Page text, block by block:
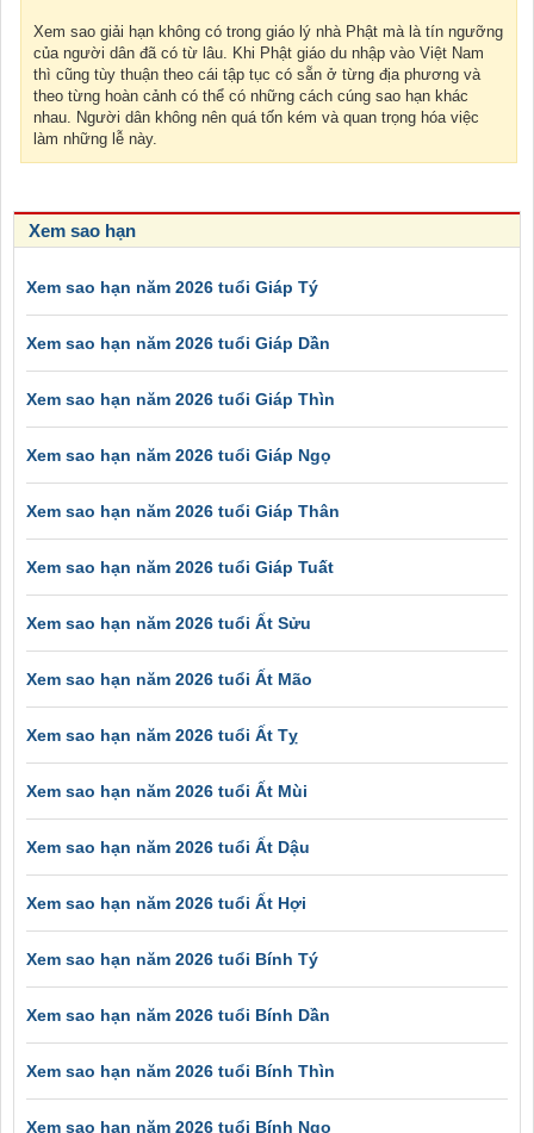
Xem sao giải hạn không có trong giáo lý nhà Phật mà là tín ngưỡng
của người dân đã có từ lâu. Khi Phật giáo du nhập vào Việt Nam
thì cũng tùy thuận theo cái tập tục có sẵn ở từng địa phương và
theo từng hoàn cảnh có thể có những cách cúng sao hạn khác
nhau. Người dân không nên quá tốn kém và quan trọng hóa việc
làm những lễ này.
Xem sao hạn
Xem sao hạn năm 2026 tuổi Giáp Tý
Xem sao hạn năm 2026 tuổi Giáp Dần
Xem sao hạn năm 2026 tuổi Giáp Thìn
Xem sao hạn năm 2026 tuổi Giáp Ngọ
Xem sao hạn năm 2026 tuổi Giáp Thân
Xem sao hạn năm 2026 tuổi Giáp Tuất
Xem sao hạn năm 2026 tuổi Ất Sửu
Xem sao hạn năm 2026 tuổi Ất Mão
Xem sao hạn năm 2026 tuổi Ất Tỵ
Xem sao hạn năm 2026 tuổi Ất Mùi
Xem sao hạn năm 2026 tuổi Ất Dậu
Xem sao hạn năm 2026 tuổi Ất Hợi
Xem sao hạn năm 2026 tuổi Bính Tý
Xem sao hạn năm 2026 tuổi Bính Dần
Xem sao hạn năm 2026 tuổi Bính Thìn
Xem sao hạn năm 2026 tuổi Bính Ngọ